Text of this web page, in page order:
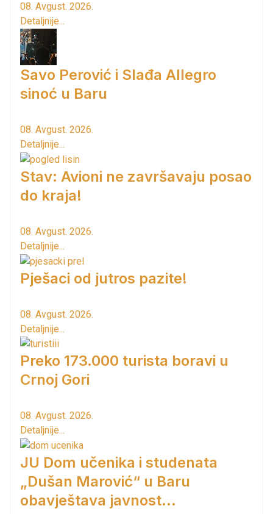
08. Avgust. 2026.
Detaljnije...
Savo Perović i Slađa Allegro
sinoć u Baru
08. Avgust. 2026.
Detaljnije...
Stav: Avioni ne završavaju posao
do kraja!
08. Avgust. 2026.
Detaljnije...
Pješaci od jutros pazite!
08. Avgust. 2026.
Detaljnije...
Preko 173.000 turista boravi u
Crnoj Gori
08. Avgust. 2026.
Detaljnije...
JU Dom učenika i studenata
„Dušan Marović“ u Baru
obavještava javnost...